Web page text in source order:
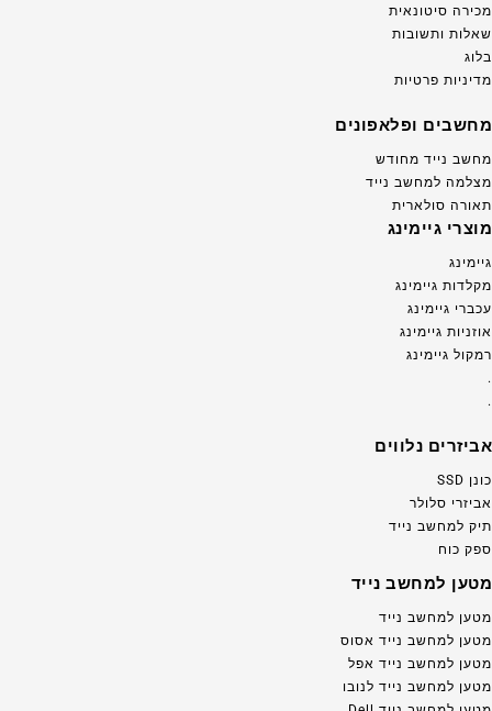
מכירה סיטונאית
שאלות ותשובות
בלוג
מדיניות פרטיות
מחשבים ופלאפונים
מחשב נייד מחודש
מצלמה למחשב נייד
תאורה סולארית
מוצרי גיימינג
גיימינג
מקלדות גיימינג
עכברי גיימינג
אוזניות גיימינג
רמקול גיימינג
.
.
אביזרים נלווים
כונן SSD
אביזרי סלולר
תיק למחשב נייד
ספק כוח
מטען למחשב נייד
מטען למחשב נייד
מטען למחשב נייד אסוס
מטען למחשב נייד אפל
מטען למחשב נייד לנובו